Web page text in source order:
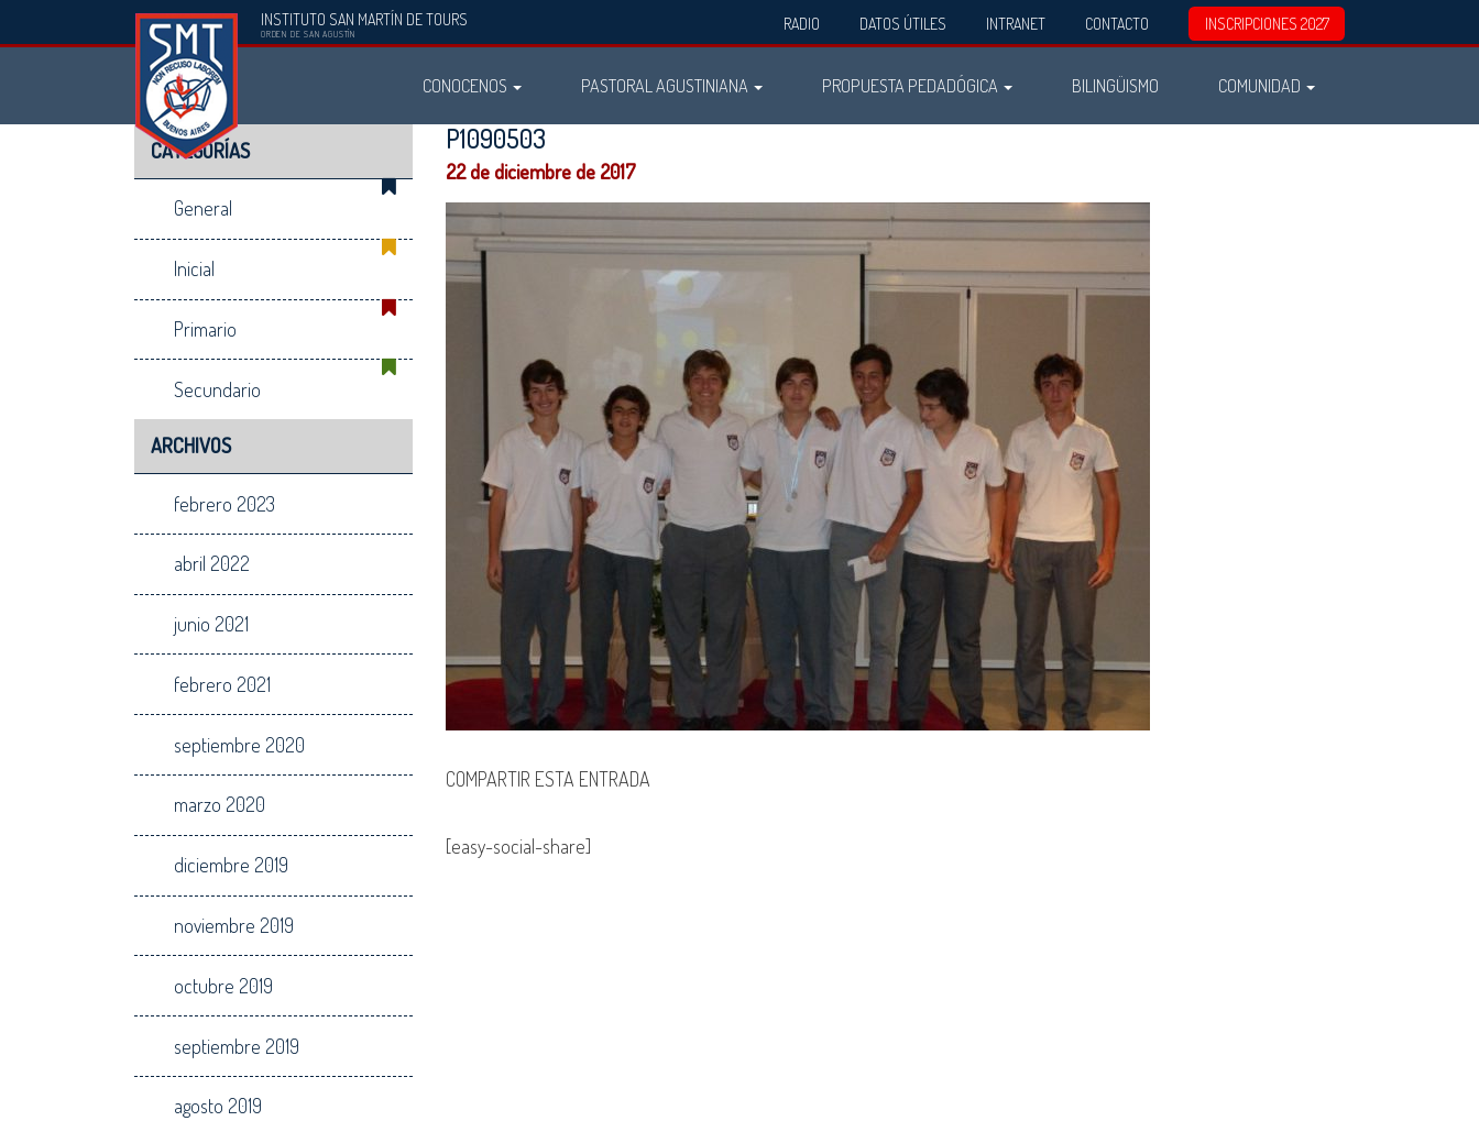
INSTITUTO SAN MARTÍN DE TOURS
ORDEN DE SAN AGUSTÍN
RADIO DATOS ÚTILES INTRANET CONTACTO INSCRIPCIONES 2027
Instituto
San
Martín
de
Tours
CONOCENOS PASTORAL AGUSTINIANA PROPUESTA PEDADÓGICA BILINGÜISMO COMUNIDAD
CATEGORÍAS
General
Inicial
Primario
Secundario
ARCHIVOS
febrero 2023
abril 2022
junio 2021
febrero 2021
septiembre 2020
marzo 2020
diciembre 2019
noviembre 2019
octubre 2019
septiembre 2019
agosto 2019
P1090503
22 de diciembre de 2017
COMPARTIR ESTA ENTRADA
[easy-social-share]